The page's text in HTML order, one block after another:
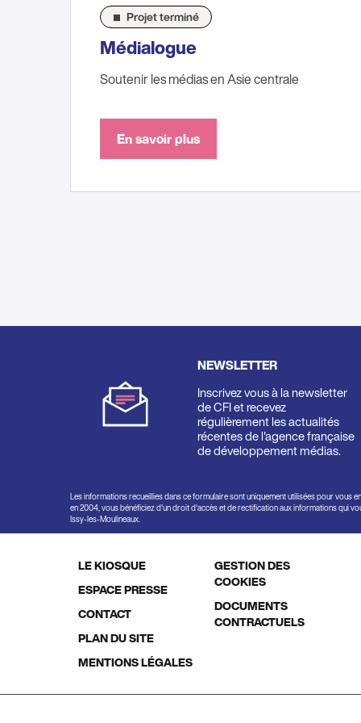
Projet terminé
Médialogue
Soutenir les médias en Asie centrale
En savoir plus
NEWSLETTER
Inscrivez vous à la newsletter
de CFI et recevez
régulièrement les actualités
récentes de l'agence française
de développement médias.
Les informations recueillies dans ce formulaire sont uniquement utilisées pour vous
en 2004, vous bénéficiez d'un droit d'accès et de rectification aux informations qui
Issy-les-Moulineaux.
Footer
menu
LE KIOSQUE
ESPACE PRESSE
CONTACT
PLAN DU SITE
MENTIONS LÉGALES
GESTION DES
COOKIES
DOCUMENTS
CONTRACTUELS